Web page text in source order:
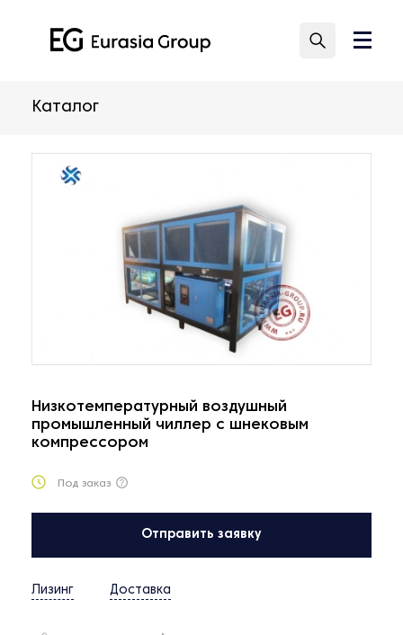
Каталог
Низкотемпературный воздушный
промышленный чиллер с шнековым
компрессором
Под заказ
Отправить заявку
Лизинг Доставка